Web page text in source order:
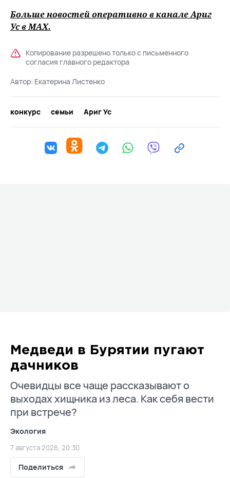
Больше новостей оперативно в канале Ариг
Ус вMAХ.
Копирование разрешено только с письменного
согласия главного редактора
Автор: Екатерина Листенко
конкурс семьи Ариг Ус
Медведи в Бурятии пугают
дачников
Очевидцы все чаще рассказывают о
выходах хищника из леса. Как себя вести
при встрече?
Экология
7 августа 2026, 20:30
Поделиться